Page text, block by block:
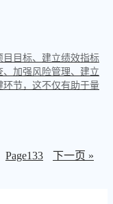
目标、建立绩效指标
加强风险管理、建立
节，这不仅有助于量
Page133 下一页 »